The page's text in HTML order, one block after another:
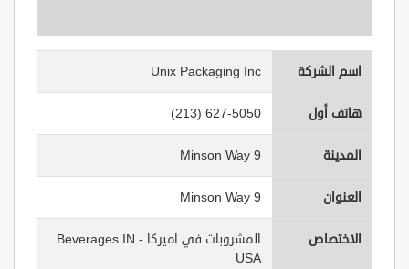
اسم الشركة Unix Packaging Inc
هاتف أول (213) 627-5050
المدينة 9 Minson Way
العنوان 9 Minson Way
الاختصاص
المشروبات في اميركا - Beverages IN
USA